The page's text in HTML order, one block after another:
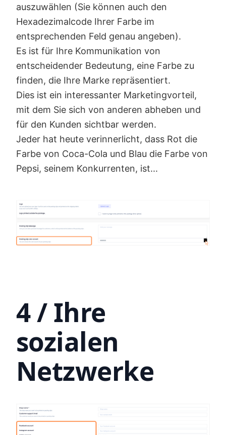
auszuwählen (Sie können auch den
Hexadezimalcode Ihrer Farbe im
entsprechenden Feld genau angeben).
Es ist für Ihre Kommunikation von
entscheidender Bedeutung, eine Farbe zu
finden, die Ihre Marke repräsentiert.
Dies ist ein interessanter Marketingvorteil,
mit dem Sie sich von anderen abheben und
für den Kunden sichtbar werden.
Jeder hat heute verinnerlicht, dass Rot die
Farbe von Coca-Cola und Blau die Farbe von
Pepsi, seinem Konkurrenten, ist...
4 / Ihre
sozialen
Netzwerke